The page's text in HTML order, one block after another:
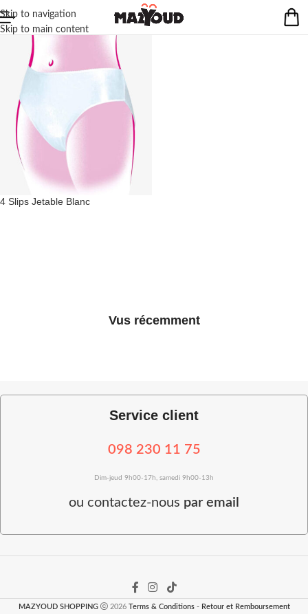
Skip to navigation
Skip to main content
4 Slips Jetable Blanc
Vus récemment
Service client
098 230 11 75
Dim-jeud 9h00-17h, samedi 9h00-13h
ou contactez-nous par email
MAZYOUD SHOPPING 2026 Terms & Conditions - Retour et Remboursement